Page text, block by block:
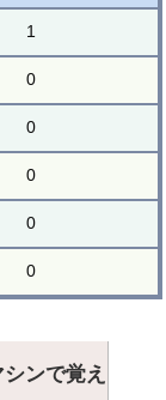
1
0
0
0
0
0
ンで覚え